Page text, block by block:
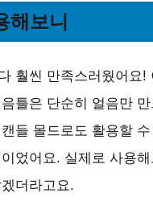
해보니
훨씬 만족스러웠어요!
틀은 단순히 얼음만
들 몰드로도 활용할
었어요. 실제로 사용
더라고요.